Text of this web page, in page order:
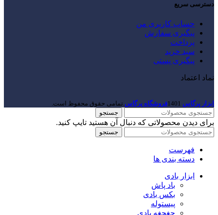
دسترسی سریع
حساب کاربری من
پیگیری سفارش
پرداخت
سبد خرید
پیگیری پستی
نماد اعتماد
ابزار پرگاس 1401فروشگاه پرگاس.تمامی حقوق محفوظ است.
جستجو
برای دیدن محصولاتی که دنبال آن هستید تایپ کنید.
جستجو
فهرست
دسته بندی ها
ابزار بادی
باد پاش
بکس بادی
پیستوله
جغجغه بادی